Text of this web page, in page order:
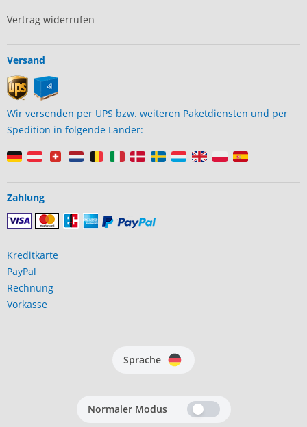
Vertrag widerrufen
Versand
Wir versenden per UPS bzw. weiteren Paketdiensten und per
Spedition in folgende Länder:
Zahlung
Kreditkarte
PayPal
Rechnung
Vorkasse
Sprache
Normaler Modus